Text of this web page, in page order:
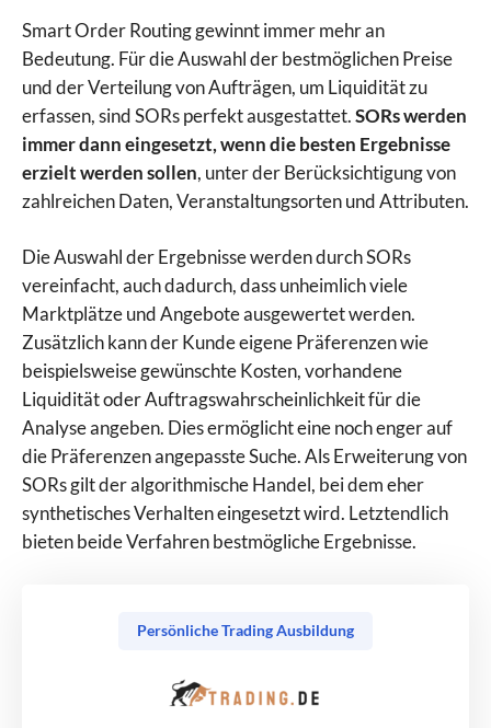
Smart Order Routing gewinnt immer mehr an
Bedeutung. Für die Auswahl der bestmöglichen Preise
und der Verteilung von Aufträgen, um Liquidität zu
erfassen, sind SORs perfekt ausgestattet.SORs werden
immer dann eingesetzt, wenn die besten Ergebnisse
erzielt werden sollen, unter der Berücksichtigung von
zahlreichen Daten, Veranstaltungsorten und Attributen.
Die Auswahl der Ergebnisse werden durch SORs
vereinfacht, auch dadurch, dass unheimlich viele
Marktplätze und Angebote ausgewertet werden.
Zusätzlich kann der Kunde eigene Präferenzen wie
beispielsweise gewünschte Kosten, vorhandene
Liquidität oder Auftragswahrscheinlichkeit für die
Analyse angeben. Dies ermöglicht eine noch enger auf
die Präferenzen angepasste Suche. Als Erweiterung von
SORs gilt der algorithmische Handel, bei dem eher
synthetisches Verhalten eingesetzt wird. Letztendlich
bieten beide Verfahren bestmögliche Ergebnisse.
Persönliche Trading Ausbildung